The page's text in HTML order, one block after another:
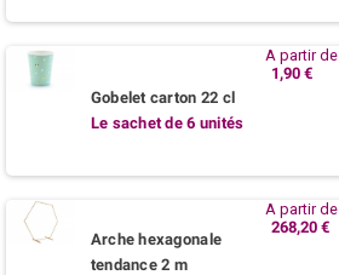
Gobelet carton 22 cl
Le sachet de 6 unités
A partir de
1,90 €
Arche hexagonale
tendance 2 m
A partir de
268,20 €